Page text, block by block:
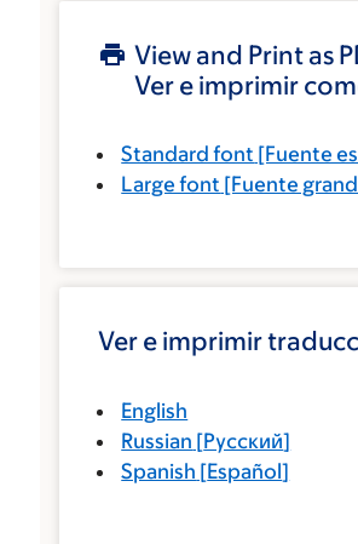
View and Print as
Ver e imprimir
Standard font [Fuente
Large font [Fuente
Ver e imprimir
English
Russian [Русский]
Spanish [Español]